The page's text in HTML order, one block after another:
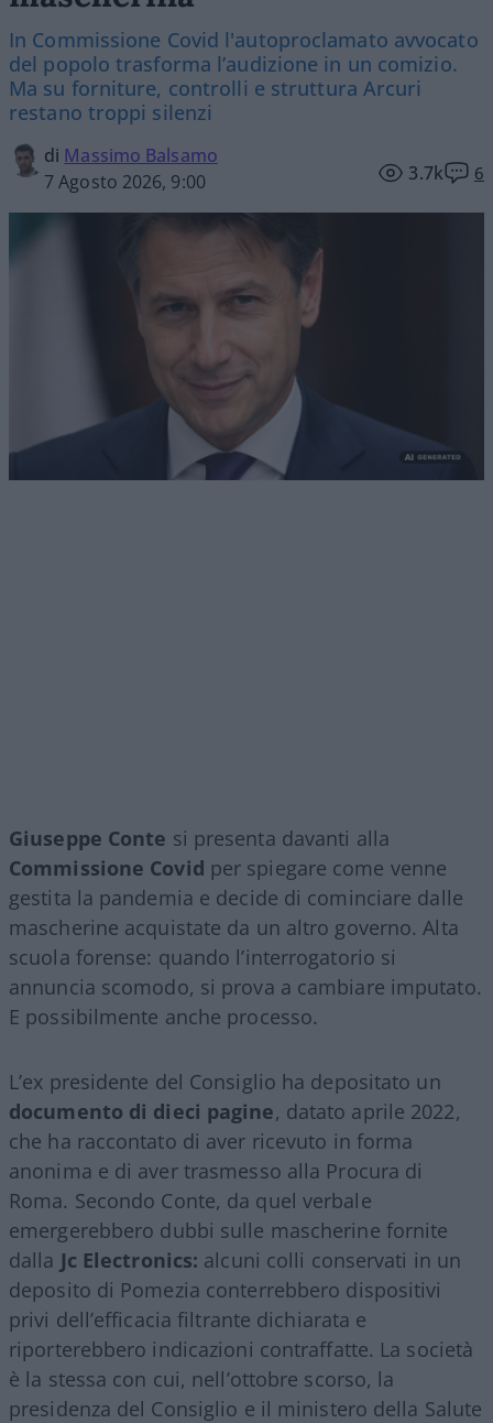
In Commissione Covid l'autoproclamato avvocato
del popolo trasforma l’audizione in un comizio.
Ma su forniture, controlli e struttura Arcuri
restano troppi silenzi
di Massimo Balsamo
7 Agosto 2026, 9:00
3.7k 6
Giuseppe Conte si presenta davanti alla
Commissione Covid per spiegare come venne
gestita la pandemia e decide di cominciare dalle
mascherine acquistate da un altro governo. Alta
scuola forense: quando l’interrogatorio si
annuncia scomodo, si prova a cambiare imputato.
E possibilmente anche processo.
L’ex presidente del Consiglio ha depositato un
documento di dieci pagine, datato aprile 2022,
che ha raccontato di aver ricevuto in forma
anonima e di aver trasmesso alla Procura di
Roma. Secondo Conte, da quel verbale
emergerebbero dubbi sulle mascherine fornite
dalla Jc Electronics: alcuni colli conservati in un
deposito di Pomezia conterrebbero dispositivi
privi dell’efficacia filtrante dichiarata e
riporterebbero indicazioni contraffatte. La società
è la stessa con cui, nell’ottobre scorso, la
presidenza del Consiglio e il ministero della Salute